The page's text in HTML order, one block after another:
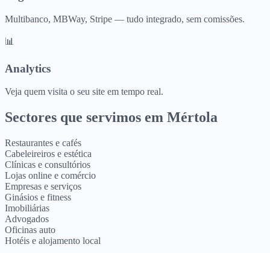
Multibanco, MBWay, Stripe — tudo integrado, sem comissões.
📊
Analytics
Veja quem visita o seu site em tempo real.
Sectores que servimos em Mértola
Restaurantes e cafés
Cabeleireiros e estética
Clínicas e consultórios
Lojas online e comércio
Empresas e serviços
Ginásios e fitness
Imobiliárias
Advogados
Oficinas auto
Hotéis e alojamento local